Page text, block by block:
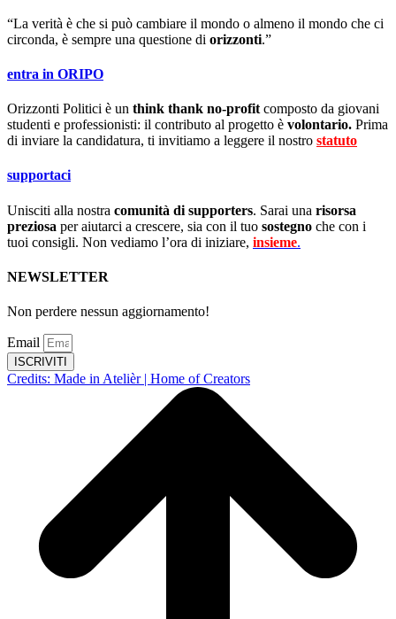
“La verità è che si può cambiare il mondo o almeno il mondo che ci
circonda, è sempre una questione di orizzonti.”
entra in ORIPO
Orizzonti Politici è un think thank no-profit composto da giovani
studenti e professionisti: il contributo al progetto è volontario. Prima
di inviare la candidatura, ti invitiamo a leggere il nostro statuto
supportaci
Unisciti alla nostra comunità di supporters. Sarai una risorsa
preziosa per aiutarci a crescere, sia con il tuo sostegno che con i
tuoi consigli. Non vediamo l’ora di iniziare, insieme.
NEWSLETTER
Non perdere nessun aggiornamento!
Email
ISCRIVITI
Credits: Made in Atelièr | Home of Creators